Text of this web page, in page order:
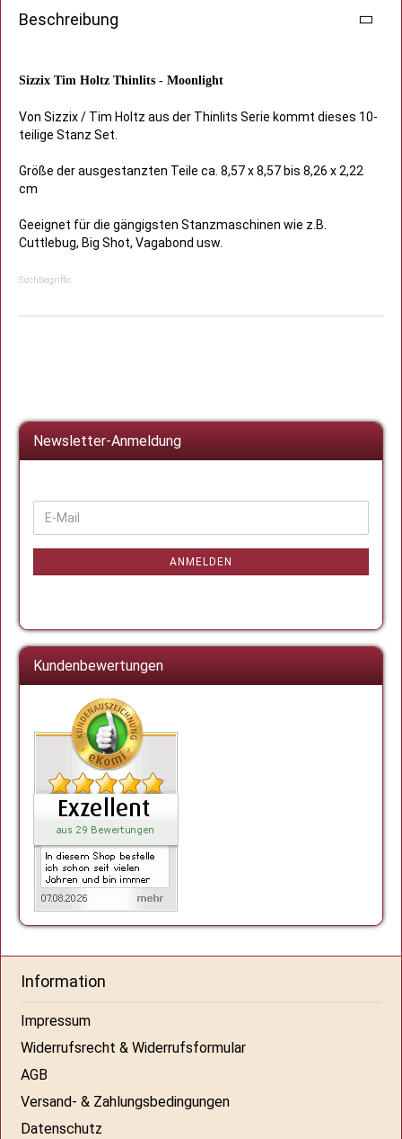
Beschreibung
Sizzix Tim Holtz Thinlits - Moonlight
Von Sizzix / Tim Holtz aus der Thinlits Serie kommt dieses 10-
teilige Stanz Set.
Größe der ausgestanzten Teile ca. 8,57 x 8,57 bis 8,26 x 2,22
cm
Geeignet für die gängigsten Stanzmaschinen wie z.B.
Cuttlebug, Big Shot, Vagabond usw.
Suchbegriffe:
Newsletter-Anmeldung
WEITER
ZUR
NEWSLETTER-
E-
Mail
ANMELDEN
Kundenbewertungen
Information
Impressum
Widerrufsrecht & Widerrufsformular
AGB
Versand- & Zahlungsbedingungen
Datenschutz